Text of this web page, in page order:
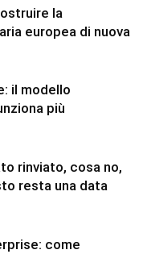
la
europea di nuova
il modello
più
rinviato, cosa no,
resta una data
come